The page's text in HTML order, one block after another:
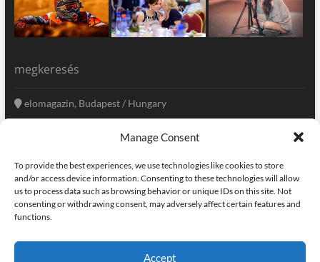
Manage Consent
To provide the best experiences, we use technologies like cookies to store
and/or access device information. Consenting to these technologies will allow
us to process data such as browsing behavior or unique IDs on this site. Not
consenting or withdrawing consent, may adversely affect certain features and
functions.
Accept
megkeresés
elomagazin, Budapest / Hungary
szerkesztoseg@elomagazin.com
elomagazin